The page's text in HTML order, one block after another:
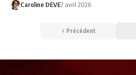
Caroline DEVE7 avril 2026
Précédent